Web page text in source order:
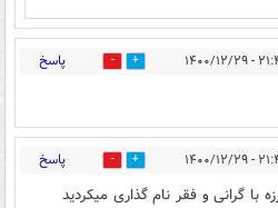
۱۲/۲۹ 11 پاسخ
۱۲/۲۹ 9 پاسخ
با گرانی و فقر نام گذاری میکردید